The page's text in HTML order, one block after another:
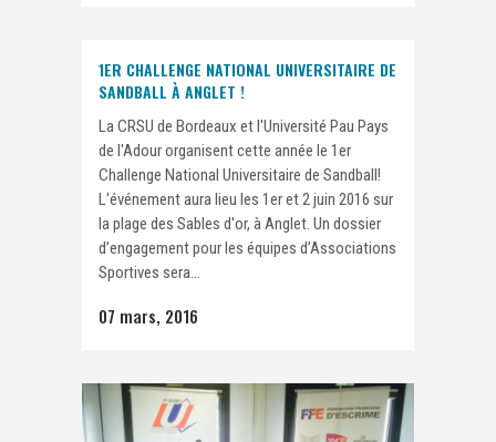
1ER CHALLENGE NATIONAL UNIVERSITAIRE DE
SANDBALL À ANGLET !
La CRSU de Bordeaux et l'Université Pau Pays
de l'Adour organisent cette année le 1er
Challenge National Universitaire de Sandball!
L'événement aura lieu les 1er et 2 juin 2016 sur
la plage des Sables d'or, à Anglet. Un dossier
d’engagement pour les équipes d’Associations
Sportives sera...
07 mars, 2016